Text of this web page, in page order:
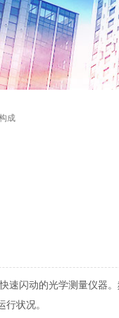
成
闪动的光学测量仪器
状况。